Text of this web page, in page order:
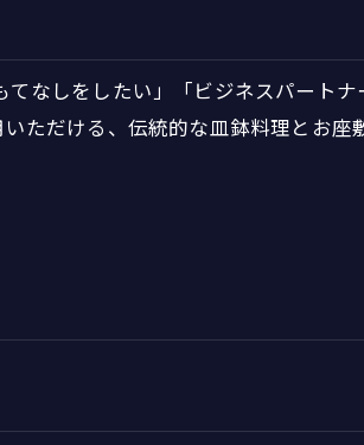
てなしをしたい」「ビジネスパート
ただける、伝統的な皿鉢料理とお座